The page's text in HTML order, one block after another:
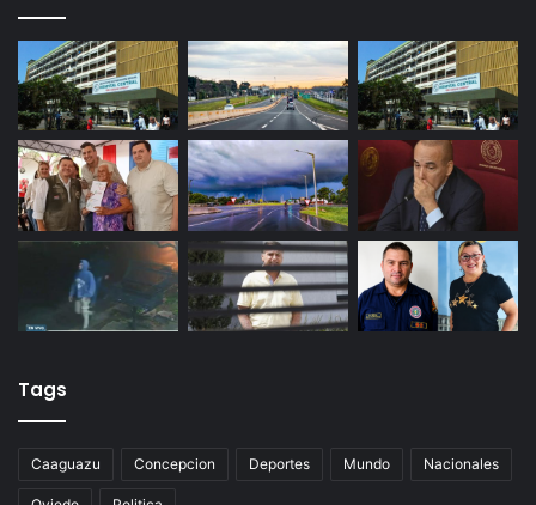
Tags
Caaguazu Concepcion Deportes Mundo Nacionales